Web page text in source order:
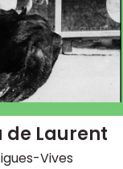
de Laurent
Vives